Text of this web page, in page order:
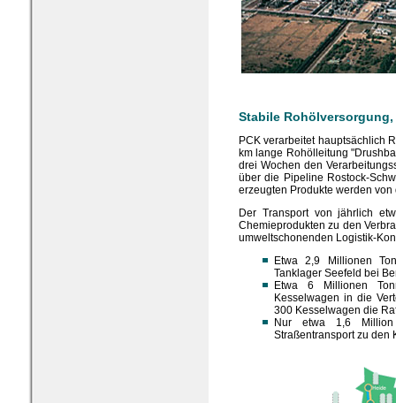
Stabile
PCK verarbeitet hauptsächlich
km lange Rohölleitung
drei Wochen den
über die Pipeline Rostock-
erzeugten Produkte werden
Der Transport von jährlich
Chemieprodukten zu den
umweltschonenden Logistik-
Etwa 2,9 Millionen
Tanklager Seefeld bei
Etwa 6 Millionen
Kesselwagen in die
300 Kesselwagen die
Nur etwa 1,6
Straßentransport zu den